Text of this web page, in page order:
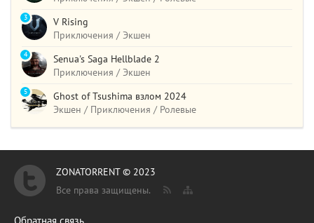
V Rising
Приключения / Экшен
3
Senua's Saga Hellblade 2
Приключения / Экшен
4
Ghost of Tsushima взлом 2024
Экшен / Приключения / Ролевые
5
ZONATORRENT © 2023
Все права защищены.